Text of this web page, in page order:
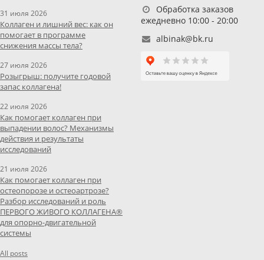
31 июля 2026
Коллаген и лишний вес: как он
помогает в программе
снижения массы тела?
27 июля 2026
Розыгрыш: получите годовой
запас коллагена!
22 июля 2026
Как помогает коллаген при
выпадении волос? Механизмы
действия и результаты
исследований
21 июля 2026
Как помогает коллаген при
остеопорозе и остеоартрозе?
Разбор исследований и роль
ПЕРВОГО ЖИВОГО КОЛЛАГЕНА®
для опорно-двигательной
системы
All posts
Обработка заказов
ежедневно 10:00 - 20:00
albinak@bk.ru